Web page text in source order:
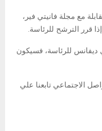
في مقابلة مع مجلة فانيتي فير،
قرر الترشح للرئاسة.
للرئاسة، فسيكون
الاجتماعي تابعنا علي